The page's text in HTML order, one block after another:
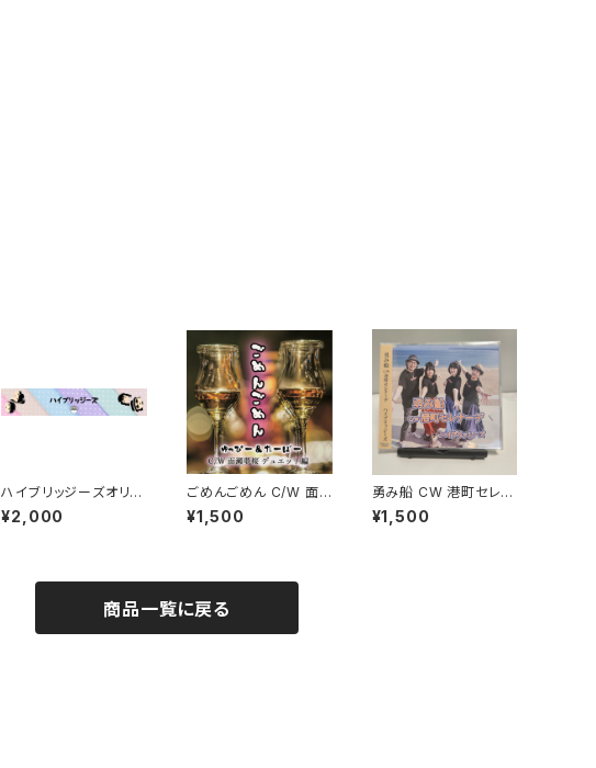
ハイブリッジーズオリジ
ナルマフラータオル
¥2,000
ごめんごめん C/W 面
瀬夢桜デュエット編
¥1,500
勇み船 CW 港町セレナ
ーデ
¥1,500
商品一覧に戻る